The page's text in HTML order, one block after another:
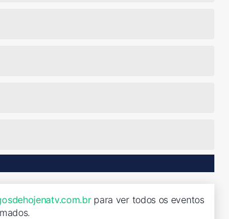
para ver todos os eventos